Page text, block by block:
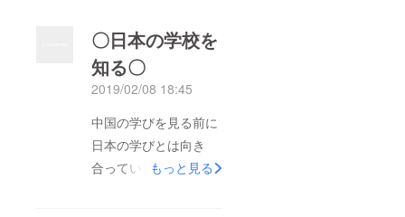
りました。より有意義
な時間にしたいと思い
ますので、応援よろし
くお願いします。小泉
志信
〇日本の学校を
知る〇
2019/02/08 18:45
中国の学びを見る前に
日本の学びとは向き
合っているのか？様々
もっと見る